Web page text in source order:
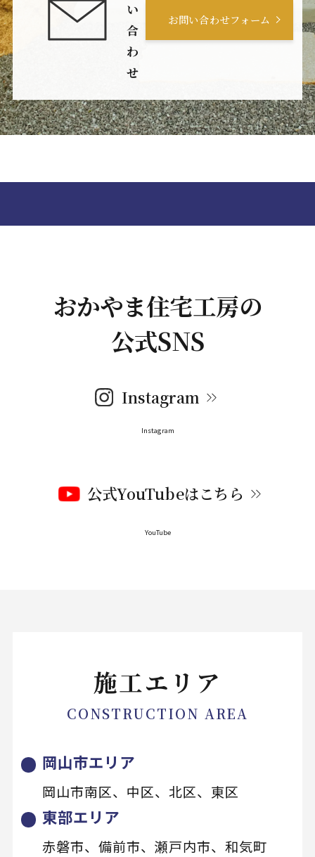
い
合
わ
せ
お問い合わせフォーム
おかやま住宅工房の
公式SNS
Instagram
Instagram
公式YouTubeはこちら
YouTube
施工エリア
CONSTRUCTION AREA
岡山市エリア
岡山市南区、中区、北区、東区
東部エリア
赤磐市、備前市、瀬戸内市、和気町